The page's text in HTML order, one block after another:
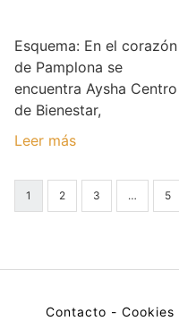
Esquema: En el corazón
de Pamplona se
encuentra Aysha Centro
de Bienestar,
Leer más
1 2 3 … 5
Contacto - Cookies